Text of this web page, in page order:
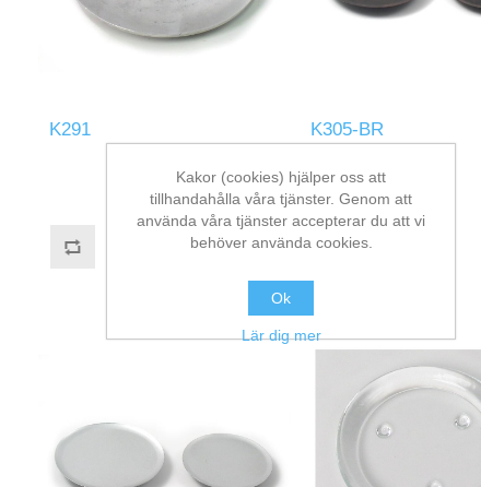
K291 K305-BR
Kakor (cookies) hjälper oss att
tillhandahålla våra tjänster. Genom att
använda våra tjänster accepterar du att vi
behöver använda cookies.
Ok
Lär dig mer